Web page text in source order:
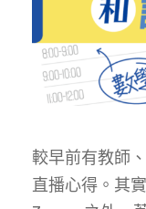
較早前有教師
直播心得。其